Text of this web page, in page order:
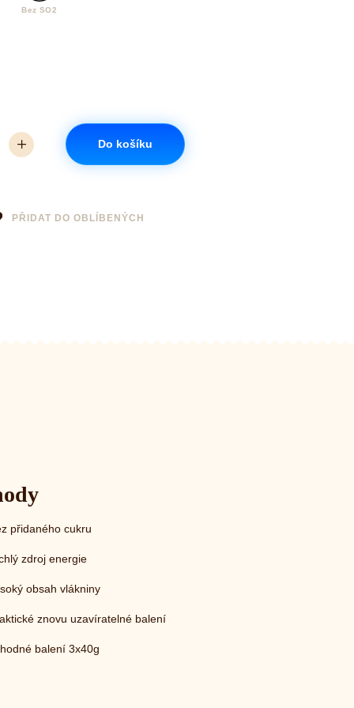
Bez SO2
Do košíku
PŘIDAT DO OBLÍBENÝCH
přidaného cukru
zdroj energie
obsah vlákniny
znovu uzavíratelné balení
balení 3x40g